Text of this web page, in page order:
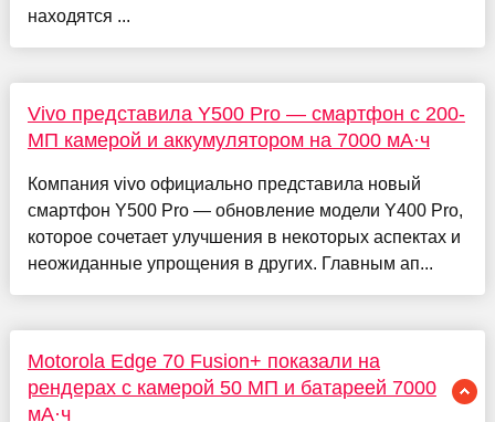
находятся ...
Vivo представила Y500 Pro — смартфон с 200-
МП камерой и аккумулятором на 7000 мА·ч
Компания vivo официально представила новый
смартфон Y500 Pro — обновление модели Y400 Pro,
которое сочетает улучшения в некоторых аспектах и
неожиданные упрощения в других. Главным ап...
Motorola Edge 70 Fusion+ показали на
рендерах с камерой 50 МП и батареей 7000
мА·ч